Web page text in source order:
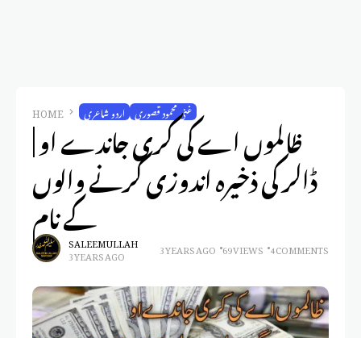
HOME اردو شاعری غنی محمود قصوری
ظالموں اے کی کری جاندے او |
ڈالر کی ذخیرہ اندوزی کرنے والوں
کے نامSALEEM ULLAH
3 YEARS AGO 3 YEARS AGO 69 VIEWS 4 COMMENTS